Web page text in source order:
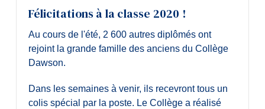
Félicitations à la classe 2020 !
Au cours de l'été, 2 600 autres diplômés ont
rejoint la grande famille des anciens du Collège
Dawson.
Dans les semaines à venir, ils recevront tous un
colis spécial par la poste. Le Collège a réalisé